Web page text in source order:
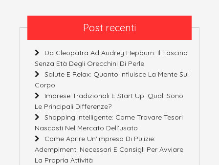
Post recenti
Da Cleopatra Ad Audrey Hepburn: Il Fascino
Senza Età Degli Orecchini Di Perle
Salute E Relax: Quanto Influisce La Mente Sul
Corpo
Imprese Tradizionali E Start Up: Quali Sono
Le Principali Differenze?
Shopping Intelligente: Come Trovare Tesori
Nascosti Nel Mercato Dell’usato
Come Aprire Un’impresa Di Pulizie:
Adempimenti Necessari E Consigli Per Avviare
La Propria Attività